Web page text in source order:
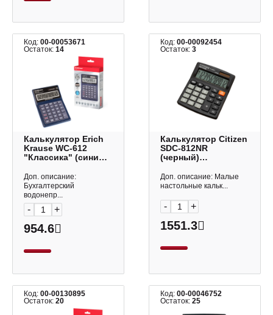
Код: 00-00053671
Остаток: 14
Калькулятор Erich
Krause WC-612
"Классика" (синий)
водонепроницаемый
12р ЕК40612
Доп. описание:
Бухгалтерский
водонепр...
- +
954.6
Код:00-00092454
Остаток:3
Калькулятор Citizen
SDC-812NR
(черный)
Доп. описание: Малые
настольные кальк...
- +
1551.3
Код: 00-00130895
Остаток: 20
Код:00-00046752
Остаток:25